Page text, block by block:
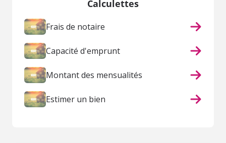
Calculettes
Frais de notaire
Capacité d'emprunt
Montant des mensualités
Estimer un bien